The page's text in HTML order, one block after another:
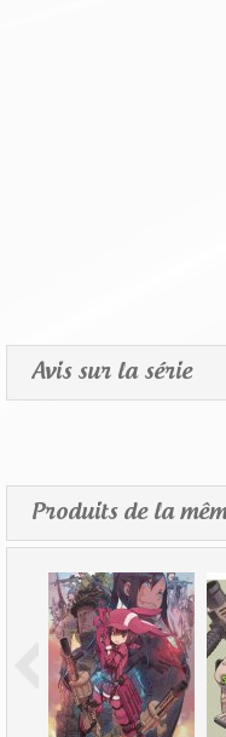
Avis sur la série
Produits de la